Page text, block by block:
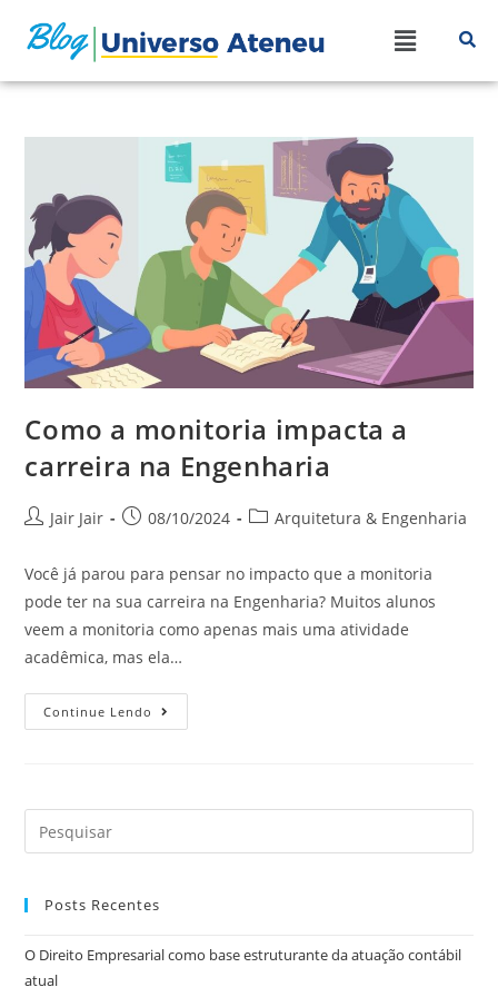
Como a monitoria impacta a
carreira na Engenharia
Jair Jair 08/10/2024 Arquitetura & Engenharia
Você já parou para pensar no impacto que a monitoria
pode ter na sua carreira na Engenharia? Muitos alunos
veem a monitoria como apenas mais uma atividade
acadêmica, mas ela…
Continue Lendo
Posts Recentes
O Direito Empresarial como base estruturante da atuação contábil
atual